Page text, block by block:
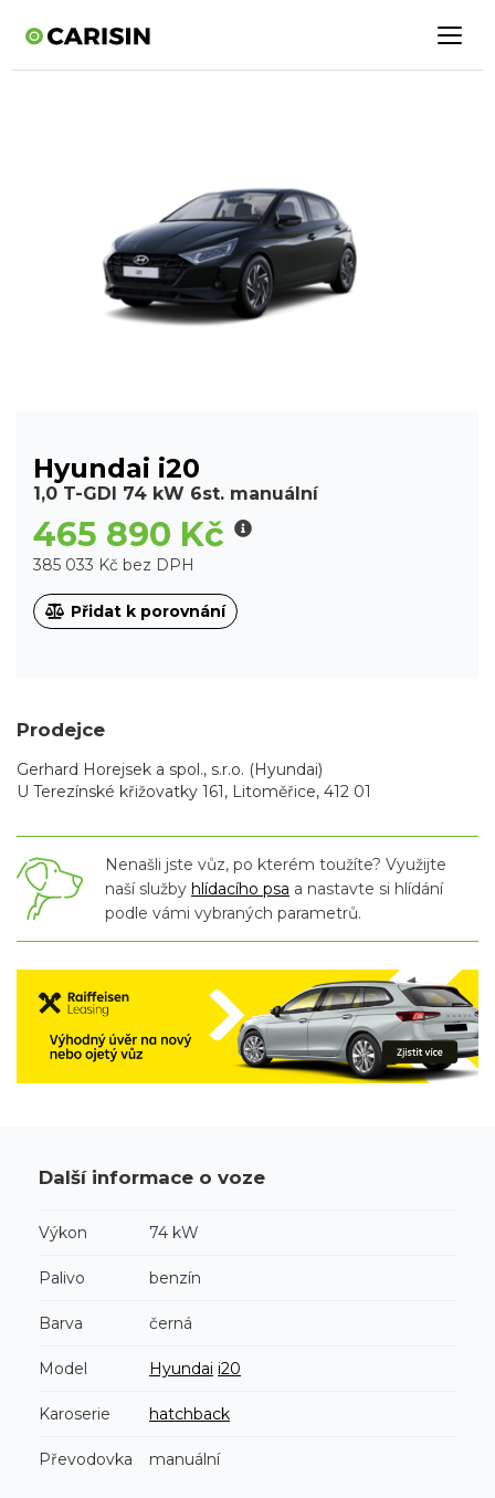
Hyundai i20
1,0 T-GDI 74 kW 6st. manuální
465 890 Kč
385 033 Kč bez DPH
Přidat k porovnání
Prodejce
Gerhard Horejsek a spol., s.r.o. (Hyundai)
U Terezínské křižovatky 161, Litoměřice, 412 01
Nenašli jste vůz, po kterém toužíte? Využijte
naší služby hlídacího psa a nastavte si hlídání
podle vámi vybraných parametrů.
Další informace o voze
Výkon 74 kW
Palivo benzín
Barva černá
Model Hyundai i20
Karoserie hatchback
Převodovka manuální